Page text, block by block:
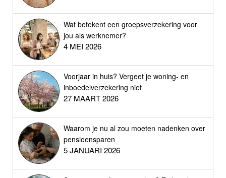
Wat betekent een groepsverzekering voor
jou als werknemer?
4 MEI 2026
Voorjaar in huis? Vergeet je woning- en
inboedelverzekering niet
27 MAART 2026
Waarom je nu al zou moeten nadenken over
pensioensparen
5 JANUARI 2026